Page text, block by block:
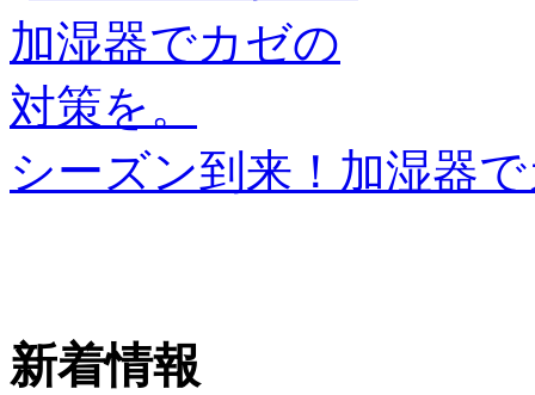
シーズン到来！加湿器
新着情報